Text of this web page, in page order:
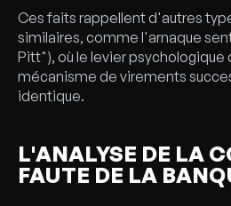
Ces faits rappellent d'autres
similaires, comme l'arnaque
Pitt"), où le levier psychologique
mécanisme de virements
identique.
L'ANALYSE DE LA
FAUTE DE LA